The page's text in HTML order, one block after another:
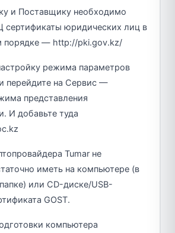
и Поставщику необходимо
сертификаты юридических лиц в
порядке — http://pki.gov.kz/
режима параметров
перейдите на Сервис —
представления
И добавьте туда
Tumar не
иметь на компьютере (в
или CD-диске/USB-
GOST.
компьютера